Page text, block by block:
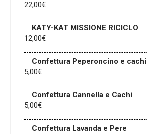
22,00€
KATY-KAT MISSIONE RICICLO
12,00€
Confettura Peperoncino e cachi
5,00€
Confettura Cannella e Cachi
5,00€
Confettura Lavanda e Pere